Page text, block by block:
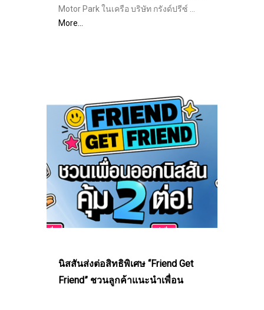
Motor Park ในเครือ บริษัท กรังด์ปรีซ์ …
More…
นิสสันส่งต่อสิทธิพิเศษ “Friend Get
Friend” ชวนลูกค้าแนะนำเพื่อน